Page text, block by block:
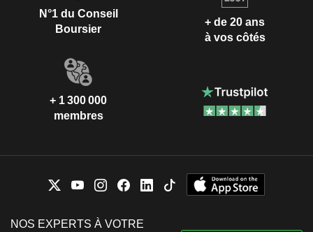
N°1 du Conseil
Boursier
+ de 20 ans
à vos côtés
+ 1 300 000
membres
NOS EXPERTS À VOTRE